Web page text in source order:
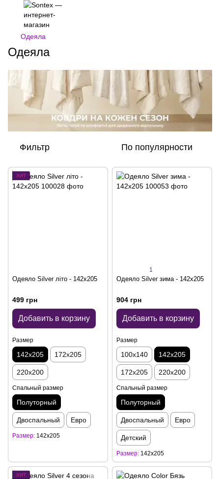
Одеяла
Одеяла
Фильтр По популярности
ХИТ
Одеяло Silver літо - 142x205
499 грн
Добавить в корзину
Размер
142x205 172x205
220x200
Спальный размер
Полуторный
Двоспальный Евро
Размер 142x205
1
Одеяло Silver зима - 142x205
904 грн
Добавить в корзину
Размер
100x140 142x205
172x205 220x200
Спальный размер
Полуторный
Двоспальный Евро
Детский
Размер 142x205
ХИТ